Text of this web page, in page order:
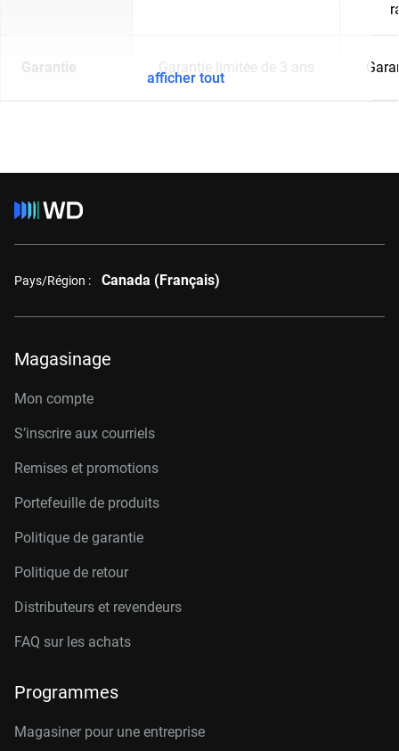
Garantie Garantie limitée de 3 ans
afficher tout
Pays/Région : Canada (Français)
Magasinage
Mon compte
S’inscrire aux courriels
Remises et promotions
Portefeuille de produits
Politique de garantie
Politique de retour
Distributeurs et revendeurs
FAQ sur les achats
Programmes
Magasiner pour une entreprise